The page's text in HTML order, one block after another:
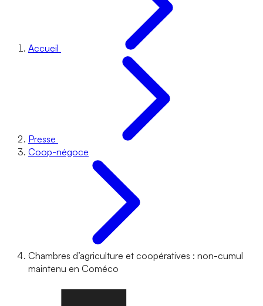
Accueil
Presse
Coop-négoce
Chambres d’agriculture et coopératives : non-cumul
maintenu en Coméco